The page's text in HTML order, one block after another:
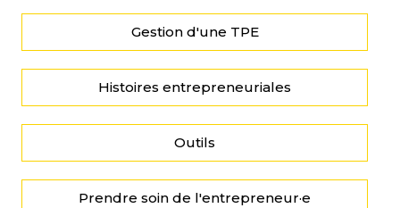
Gestion d'une TPE
Histoires entrepreneuriales
Outils
Prendre soin de l'entrepreneur·e